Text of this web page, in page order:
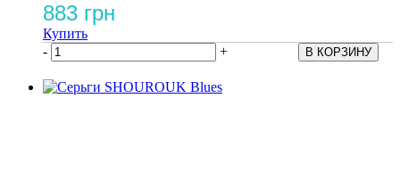
883 грн
Купить
-
+